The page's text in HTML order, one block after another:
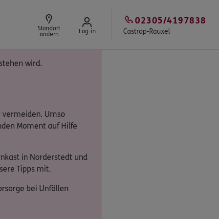
Standort
ändern
Log-in Castrop-Rauxel
02305/4197838
wird.
Umso
Moment auf Hilfe
in Norderstedt und
Tipps mit.
bei Unfällen